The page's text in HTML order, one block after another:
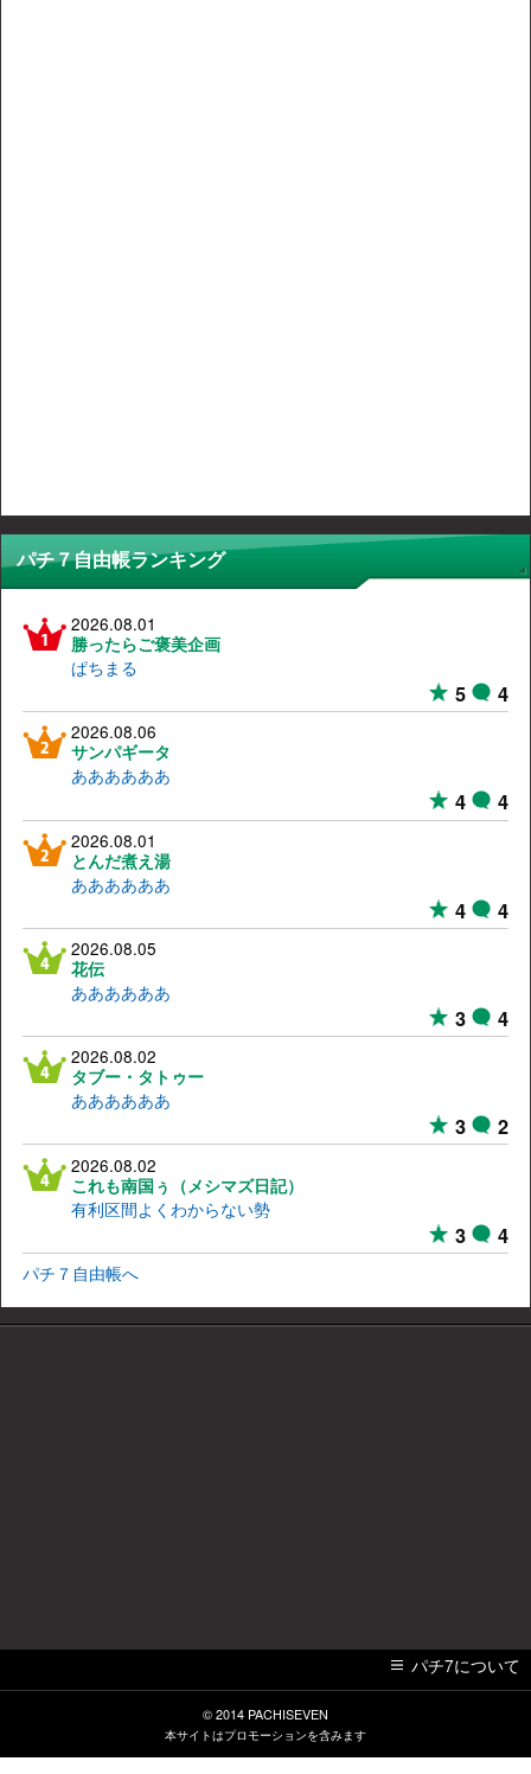
パチ７自由帳ランキング
2026.08.01
勝ったらご褒美企画
ぱちまる
5 4
2026.08.06
サンパギータ
ああああああ
4 4
2026.08.01
とんだ煮え湯
ああああああ
4 4
2026.08.05
花伝
ああああああ
3 4
2026.08.02
タブー・タトゥー
ああああああ
3 2
2026.08.02
これも南国ぅ（メシマズ日記）
有利区間よくわからない勢
3 4
パチ７自由帳へ
パチ7について
© 2014 PACHISEVEN
本サイトはプロモーションを含みます